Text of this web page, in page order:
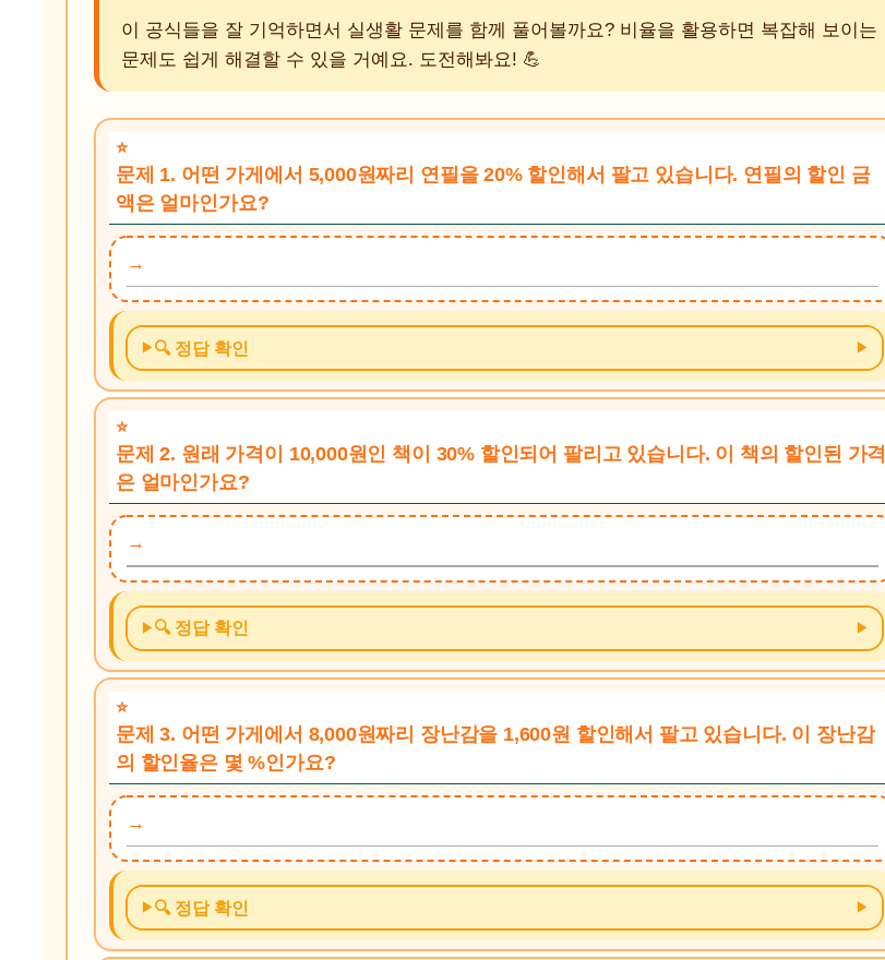
이 공식들을 잘 기억하면서 실생활 문제를 함께 풀어볼까요? 비율을 활용하면 복잡해 보이는
문제도 쉽게 해결할 수 있을 거예요. 도전해봐요! 💪
문제 1. 어떤 가게에서 5,000원짜리 연필을 20% 할인해서 팔고 있습니다. 연필의 할인 금
액은 얼마인가요?
🔍 정답 확인
문제 2. 원래 가격이 10,000원인 책이 30% 할인되어 팔리고 있습니다. 이 책의 할인된 가격
은 얼마인가요?
🔍 정답 확인
문제 3. 어떤 가게에서 8,000원짜리 장난감을 1,600원 할인해서 팔고 있습니다. 이 장난감
의 할인율은 몇 %인가요?
🔍 정답 확인